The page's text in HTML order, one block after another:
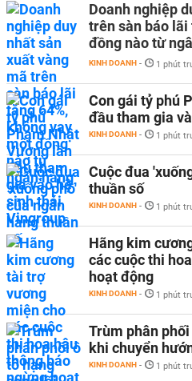
Doanh nghiệp
trên sàn báo lãi
đồng nào từ
KINH DOANH - 1 phút
Con gái tỷ phú
đầu tham gia
KINH DOANH - 1 phút
Cuộc đua
thuần số
KINH DOANH - 1 phút
Hãng kim
các cuộc thi
hoạt động
KINH DOANH - 1 phút
Trùm phân
khi chuyển
KINH DOANH - 1 phút